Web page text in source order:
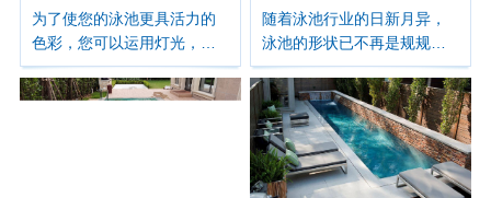
位，但是并没有get到泳池盖
的精髓，所以，好好的泳池
林景观设计风格，泳池的设
计可以不受很多限制空间，
的风格，当别人进入私家庭
院景观就能感受到这个泳池
很符合你的气质，整个园林
景观绿化环境也就变得吸引
眼球了。
为了使您的泳池更具活力的
色彩，您可以运用灯光，使
水更蓝了，空间更亮丽了。
灯光运用能给您的泳池带来
随着泳池行业的日新月异，
泳池的形状已不再是规规距
距的长方形，纯粹单独的满
足游泳的功能。现在的泳池
形状已经和庭院形成一体，
具有特别的景观欣赏价值。
别墅游泳池形状大致有二：
圆形与方形，以圆形为多。